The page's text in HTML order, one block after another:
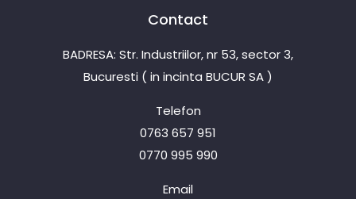
Contact
BADRESA: Str. Industriilor, nr 53, sector 3,
Bucuresti ( in incinta BUCUR SA )
Telefon
0763 657 951
0770 995 990
Email